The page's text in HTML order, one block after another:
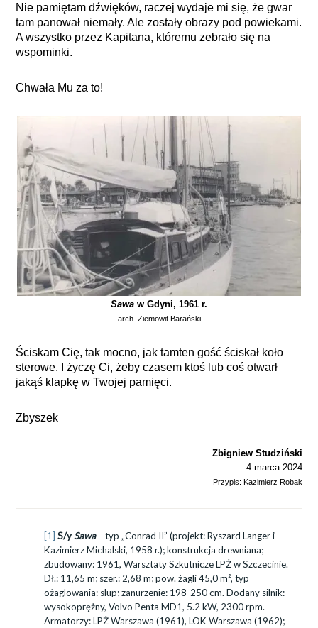
Nie pamiętam dźwięków, raczej wydaje mi się, że gwar
tam panował niemały. Ale zostały obrazy pod powiekami.
A wszystko przez Kapitana, któremu zebrało się na
wspominki.
Chwała Mu za to!
Sawa w Gdyni, 1961 r.
arch. Ziemowit Barański
Ściskam Cię, tak mocno, jak tamten gość ściskał koło
sterowe. I życzę Ci, żeby czasem ktoś lub coś otwarł
jakąś klapkę w Twojej pamięci.
Zbyszek
Zbigniew Studziński
4 marca 2024
Przypis: Kazimierz Robak
[1] S/ySawa – typ „Conrad II” (projekt: Ryszard Langer i
Kazimierz Michalski, 1958 r.); konstrukcja drewniana;
zbudowany: 1961, Warsztaty Szkutnicze LPŻ w Szczecinie.
Dł.: 11,65 m; szer.: 2,68 m; pow. żagli 45,0 m², typ
ożaglowania: slup; zanurzenie: 198-250 cm. Dodany silnik:
wysokoprężny, Volvo Penta MD1, 5.2 kW, 2300 rpm.
Armatorzy: LPŻ Warszawa (1961), LOK Warszawa (1962);